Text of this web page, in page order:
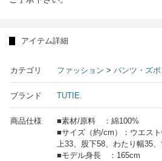
アイテム詳細
カテゴリ ファッション > パンツ・ズボ
ブランド TUTIE.
商品仕様
■素材/原料 ：綿100%
■サイズ（約/cm）：ウエス
上33、股下58、わたり幅35
■モデル身長 ：165cm